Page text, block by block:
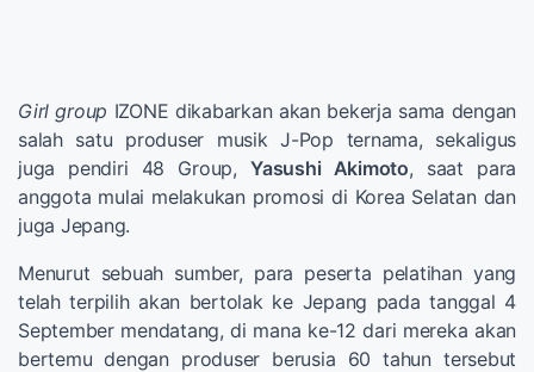
Girl group IZONE dikabarkan akan bekerja sama dengan
salah satu produser musik J-Pop ternama, sekaligus
juga pendiri 48 Group,Yasushi Akimoto, saat para
anggota mulai melakukan promosi di Korea Selatan dan
juga Jepang.
Menurut sebuah sumber, para peserta pelatihan yang
telah terpilih akan bertolak ke Jepang pada tanggal 4
September mendatang, di mana ke-12 dari mereka akan
bertemu dengan produser berusia 60 tahun tersebut